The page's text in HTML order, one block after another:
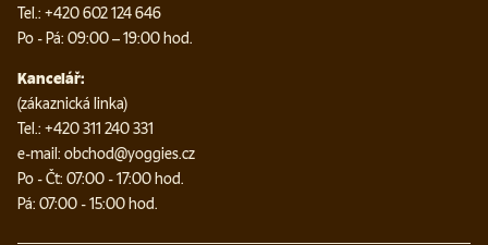
Tel.: +420 602 124 646
Po - Pá: 09:00 – 19:00 hod.
Kancelář:
(zákaznická linka)
Tel.: +420 311 240 331
e-mail: obchod@yoggies.cz
Po - Čt: 07:00 - 17:00 hod.
Pá: 07:00 - 15:00 hod.